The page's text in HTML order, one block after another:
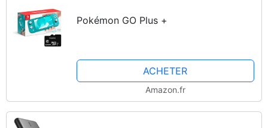
Pokémon GO Plus +
ACHETER
Amazon.fr